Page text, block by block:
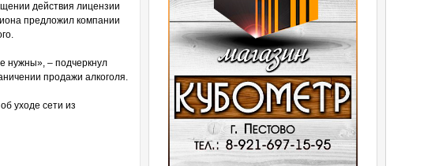
действия лицензии
предложил компании
нужны», – подчеркнул
продажи алкоголя.
уходе сети из